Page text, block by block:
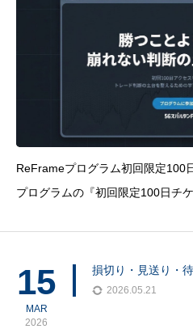
ReFrameプログラム初回限定100
プログラムの『初回限定100日チ
ま決済へ進めます。100日チケット
15
MAR
2026
損切り・見送り・
2026.05.21